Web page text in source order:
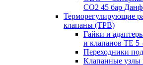
CO2 45 бар
Терморегулирующие
клапаны (ТРВ)
Гайки и
и клапанов TE 5
Переходники
Клапанные узлы